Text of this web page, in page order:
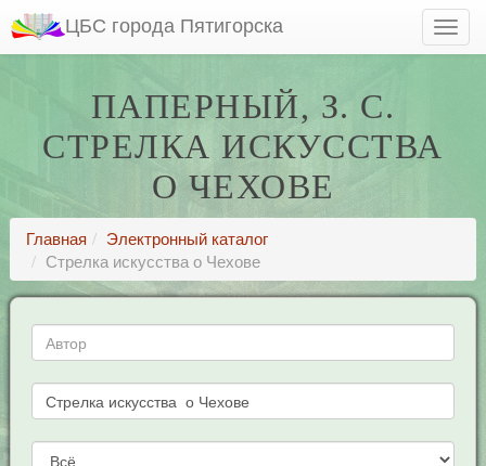
ЦБС города Пятигорска
ПАПЕРНЫЙ, З. С.
СТРЕЛКА ИСКУССТВА
О ЧЕХОВЕ
Главная
Электронный каталог
Стрелка искусства о Чехове